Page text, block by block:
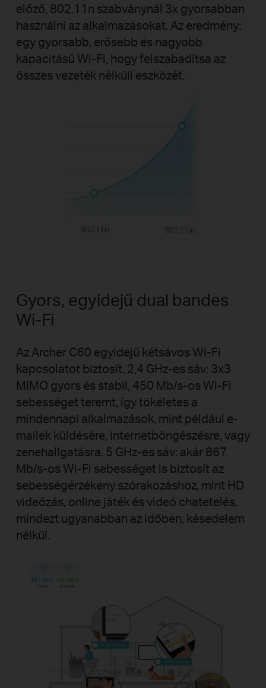
előző, 802.11n szabványnál 3x gyorsabban
használni az alkalmazásokat. Az eredmény:
egy gyorsabb, erősebb és nagyobb
kapacitású Wi-Fi, hogy felszabadítsa az
összes vezeték nélküli eszközét.
Gyors, egyidejű dual bandes
Wi-Fi
Az Archer C60 egyidejű kétsávos Wi-Fi
kapcsolatot biztosít. 2,4 GHz-es sáv: 3x3
MIMO gyors és stabil, 450 Mb/s-os Wi-Fi
sebességet teremt, így tökéletes a
mindennapi alkalmazások, mint például e-
mailek küldésére, internetböngészésre, vagy
zenehallgatásra. 5 GHz-es sáv: akár 867
Mb/s-os Wi-Fi sebességet is biztosít az
sebességérzékeny szórakozáshoz, mint HD
videózás, online játék és videó chatetelés,
mindezt ugyanabban az időben, késedelem
nélkül.
867 Mb/s 450 Mb/s
5 GHz 2,4 GHz